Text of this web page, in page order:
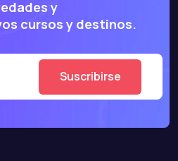
y
cursos y destinos.